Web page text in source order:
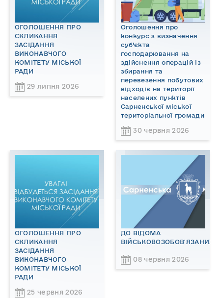
ОГОЛОШЕННЯ ПРО
СКЛИКАННЯ
ЗАСІДАННЯ
ВИКОНАВЧОГО
КОМІТЕТУ МІСЬКОЇ
РАДИ
29 липня 2026
Оголошення про
конкурс з визначення
суб’єкта
господарювання на
здійснення операцій із
збирання та
перевезення побутових
відходів на території
населених пунктів
Сарненської міської
територіальної громади
30 червня 2026
ОГОЛОШЕННЯ ПРО
СКЛИКАННЯ
ЗАСІДАННЯ
ВИКОНАВЧОГО
КОМІТЕТУ МІСЬКОЇ
РАДИ
25 червня 2026
ДО ВІДОМА
ВІЙСЬКОВОЗОБОВ'ЯЗАНИХ!
08 червня 2026